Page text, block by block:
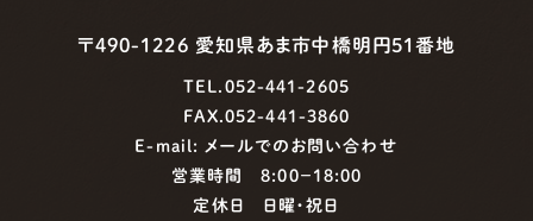
〒490-1226 愛知県あま市中橋明円51番地
TEL.052-441-2605
FAX.052-441-3860
E-mail: メールでのお問い合わせ
営業時間 8:00−18:00
定休日 日曜・祝日